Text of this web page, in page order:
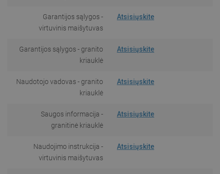
Garantijos sąlygos -
virtuvinis maišytuvas
Atsisiųskite
Garantijos sąlygos - granito
kriauklė
Atsisiųskite
Naudotojo vadovas - granito
kriauklė
Atsisiųskite
Saugos informacija -
granitinė kriauklė
Atsisiųskite
Naudojimo instrukcija -
virtuvinis maišytuvas
Atsisiųskite